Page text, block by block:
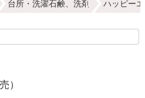
台所・洗濯石鹸、洗剤
ハッピー
）